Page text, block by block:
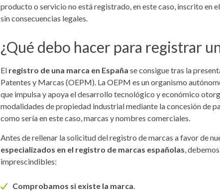
producto o servicio no está registrado, en este caso, inscrito en
sin consecuencias legales.
¿Qué debo hacer para registrar
El registro de una marca en España se consigue tras la
Patentes y Marcas (OEPM). La OEPM es un organismo
que impulsa y apoya el desarrollo tecnológico y económico
modalidades de propiedad industrial mediante la concesión de
como sería en este caso, marcas y nombres comerciales.
Antes de rellenar la solicitud del registro de marcas a favor de
especializados en el registro de marcas españolas,
imprescindibles:
Comprobamos si existe la marca.